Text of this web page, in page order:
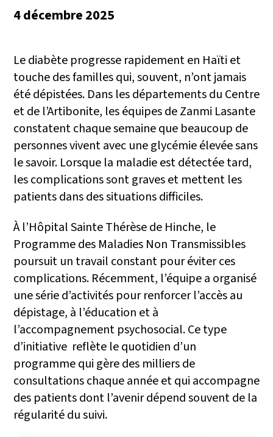
4 décembre 2025
Le diabète progresse rapidement en Haïti et
touche des familles qui, souvent, n’ont jamais
été dépistées. Dans les départements du Centre
et de l’Artibonite, les équipes de Zanmi Lasante
constatent chaque semaine que beaucoup de
personnes vivent avec une glycémie élevée sans
le savoir. Lorsque la maladie est détectée tard,
les complications sont graves et mettent les
patients dans des situations difficiles.
À l’Hôpital Sainte Thérèse de Hinche, le
Programme des Maladies Non Transmissibles
poursuit un travail constant pour éviter ces
complications. Récemment, l’équipe a organisé
une série d’activités pour renforcer l’accès au
dépistage, à l’éducation et à
l’accompagnement psychosocial. Ce type
d’initiative reflète le quotidien d’un
programme qui gère des milliers de
consultations chaque année et qui accompagne
des patients dont l’avenir dépend souvent de la
régularité du suivi.